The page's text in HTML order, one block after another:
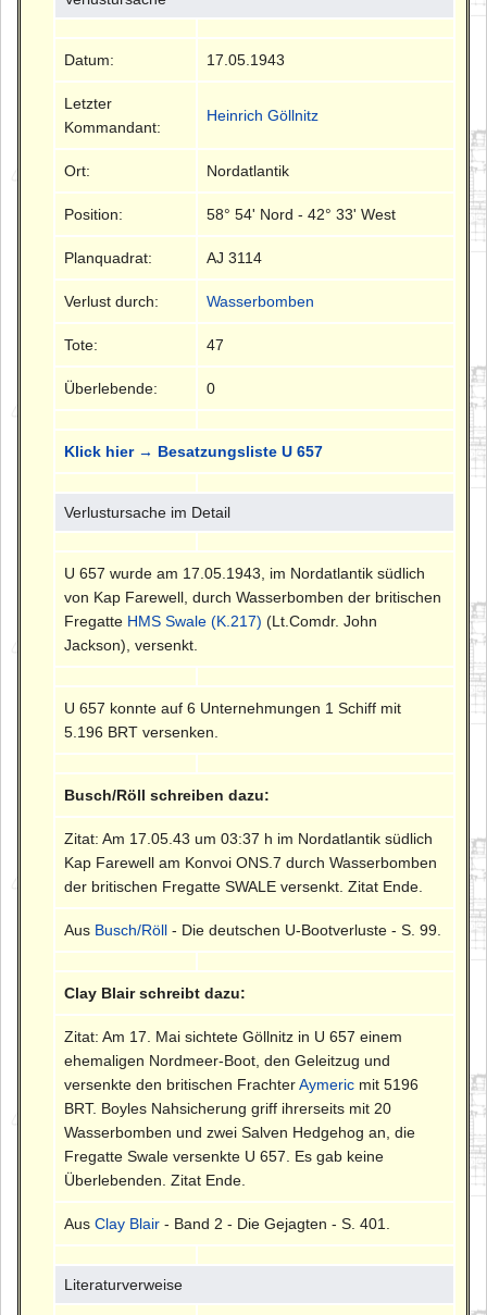
Datum: 17.05.1943
Letzter
Kommandant:
Heinrich Göllnitz
Ort: Nordatlantik
Position: 58° 54' Nord - 42° 33' West
Planquadrat: AJ 3114
Verlust durch: Wasserbomben
Tote: 47
Überlebende: 0
Klick hier → Besatzungsliste U 657
Verlustursache im Detail
U 657 wurde am 17.05.1943, im Nordatlantik südlich
von Kap Farewell, durch Wasserbomben der britischen
Fregatte HMS Swale (K.217) (Lt.Comdr. John
Jackson), versenkt.
U 657 konnte auf 6 Unternehmungen 1 Schiff mit
5.196 BRT versenken.
Busch/Röll schreiben dazu:
Zitat: Am 17.05.43 um 03:37 h im Nordatlantik südlich
Kap Farewell am Konvoi ONS.7 durch Wasserbomben
der britischen Fregatte SWALE versenkt. Zitat Ende.
Aus Busch/Röll - Die deutschen U-Bootverluste - S. 99.
Clay Blair schreibt dazu:
Zitat: Am 17. Mai sichtete Göllnitz in U 657 einem
ehemaligen Nordmeer-Boot, den Geleitzug und
versenkte den britischen FrachterAymeric mit 5196
BRT. Boyles Nahsicherung griff ihrerseits mit 20
Wasserbomben und zwei Salven Hedgehog an, die
Fregatte Swale versenkte U 657. Es gab keine
Überlebenden. Zitat Ende.
AusClay Blair - Band 2 - Die Gejagten - S. 401.
Literaturverweise